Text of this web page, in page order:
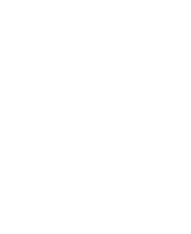
Халилова